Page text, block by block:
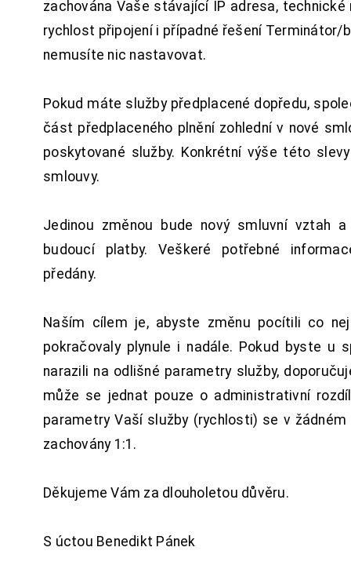
zachována Vaše stávající IP adresa, technické
rychlost připojení i případné řešení Terminátor/
nemusíte nic nastavovat.
Pokud máte služby předplacené dopředu,
část předplaceného plnění zohlední v nové
poskytované služby. Konkrétní výše této
smlouvy.
Jedinou změnou bude nový smluvní vztah
budoucí platby. Veškeré potřebné
předány.
Naším cílem je, abyste změnu pocítili co
pokračovaly plynule i nadále. Pokud byste u
narazili na odlišné parametry služby,
může se jednat pouze o administrativní
parametry Vaší služby (rychlosti) se v
zachovány 1:1.
Děkujeme Vám za dlouholetou důvěru.
S úctou Benedikt Pánek